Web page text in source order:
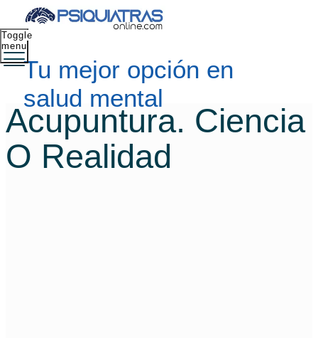
Tu mejor opción en
salud mental
Toggle
menu
Acupuntura. Ciencia
O Realidad